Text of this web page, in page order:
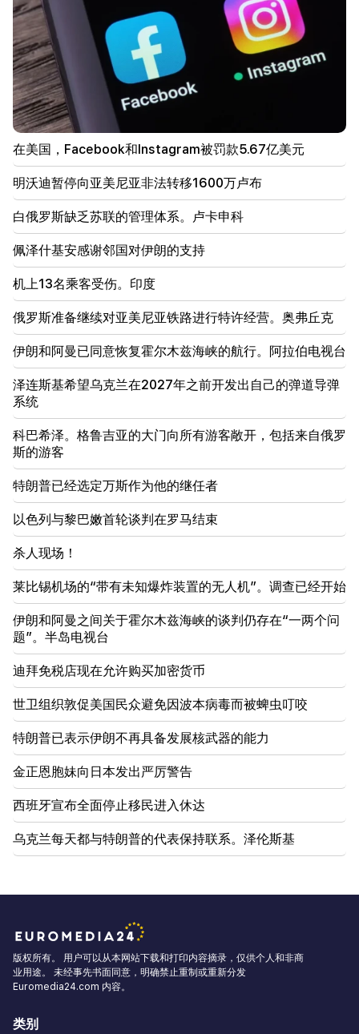
白俄罗斯缺乏苏联的管理体系。卢卡申科
09:45
亚美尼亚教会必须在各地受到保护，但结束这一切的方
法是权力更迭。蒂格兰·阿布拉米扬
09:28
他们将努力赢得沙逊的心。 “发布”
09:11
“发布”。 Araik Harutyunyan 的《乞丐不会有肚子
吗？》
08:42
“发布”。每个人都在自己的系统中感到自在
08:19
Vardevanyan 的选举还是 Vehapar 的法庭开庭？议
会中存在着非同寻常的情况。 “人们”
08:00
国民议会中的职位如何重新分配。 “人们”
00:24
Anahit Kirakosyan 和她的前夫为女儿的婚礼准备的
昂贵礼物（视频）
23:58
佩泽什基安感谢邻国对伊朗的支持
22:58
机上13名乘客受伤。印度
埃里温西利基扬区附近的一个垃圾填埋场发生大火
21:48
埃里温 巴士路线有变化
在美国，Facebook和Instagram被罚款5.67亿美元
明沃迪暂停向亚美尼亚非法转移1600万卢布
白俄罗斯缺乏苏联的管理体系。卢卡申科
佩泽什基安感谢邻国对伊朗的支持
机上13名乘客受伤。印度
俄罗斯准备继续对亚美尼亚铁路进行特许经营。奥弗丘克
伊朗和阿曼已同意恢复霍尔木兹海峡的航行。阿拉伯电视台
泽连斯基希望乌克兰在2027年之前开发出自己的弹道导弹
系统
科巴希泽。格鲁吉亚的大门向所有游客敞开，包括来自俄罗
斯的游客
特朗普已经选定万斯作为他的继任者
以色列与黎巴嫩首轮谈判在罗马结束
杀人现场！
莱比锡机场的“带有未知爆炸装置的无人机”。调查已经开始
伊朗和阿曼之间关于霍尔木兹海峡的谈判仍存在“一两个问
题”。半岛电视台
迪拜免税店现在允许购买加密货币
世卫组织敦促美国民众避免因波本病毒而被蜱虫叮咬
特朗普已表示伊朗不再具备发展核武器的能力
金正恩胞妹向日本发出严厉警告
西班牙宣布全面停止移民进入休达
乌克兰每天都与特朗普的代表保持联系。泽伦斯基
版权所有。 用户可以从本网站下载和打印内容摘录，仅供个人和非商
业用途。 未经事先书面同意，明确禁止重制或重新分发
Euromedia24.com 内容。
类别